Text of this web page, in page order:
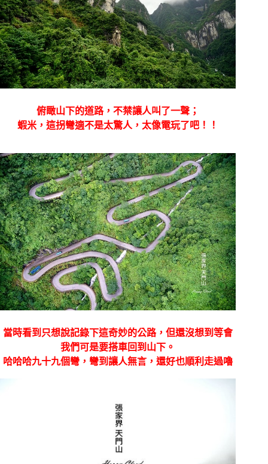
俯瞰山下的道路，不禁讓人叫了一聲；
蝦米，這拐彎適不是太驚人，太像電玩了吧！！
當時看到只想說記錄下這奇妙的公路，但還沒想到等會
我們可是要搭車回到山下。
哈哈哈九十九個彎，彎到讓人無言，還好也順利走過嚕